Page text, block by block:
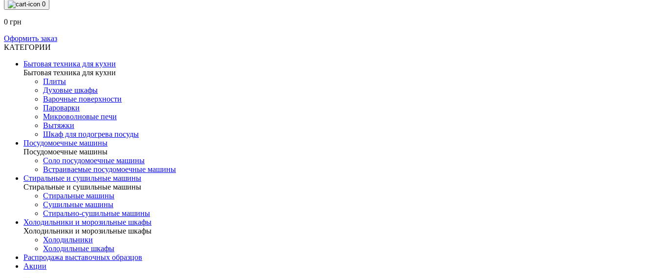
0
0 грн
Оформить заказ
КАТЕГОРИИ
Бытовая техника для кухни
Бытовая техника для кухни
Плиты
Духовые шкафы
Варочные поверхности
Пароварки
Микроволновые печи
Вытяжки
Шкаф для подогрева посуды
Посудомоечные машины
Посудомоечные машины
Соло посудомоечные машины
Встраиваемые посудомоечные машины
Стиральные и сушильные машины
Стиральные и сушильные машины
Стиральные машины
Сушильные машины
Стирально-сушильные машины
Холодильники и морозильные шкафы
Холодильники и морозильные шкафы
Холодильники
Холодильные шкафы
Распродажа выставочных образцов
Акции